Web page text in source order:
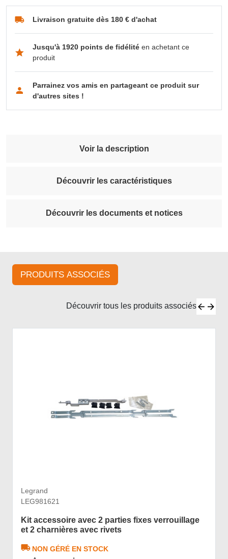
Livraison gratuite dès 180 € d'achat
Jusqu'à 1920 points de fidélitéen achetant ce
produit
Parrainez vos amis en partageant ce produit sur
d'autres sites !
Voir la description
Découvrir les caractéristiques
Découvrir les documents et notices
PRODUITS ASSOCIÉS
Découvrir tous les produits associés
Legrand
LEG981621
Kit accessoire avec 2 parties fixes verrouillage
et 2 charnières avec rivets
NON GÉRÉ EN STOCK